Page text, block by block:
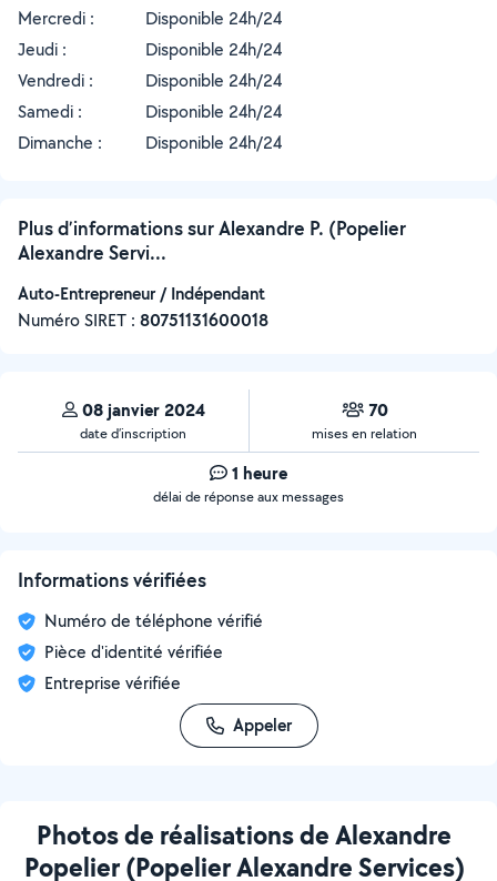
Mercredi :
Disponible 24h/24
Jeudi :
Disponible 24h/24
Vendredi :
Disponible 24h/24
Samedi :
Disponible 24h/24
Dimanche :
Disponible 24h/24
Plus d’informations sur Alexandre P. (Popelier
Alexandre Servi...
Auto-Entrepreneur / Indépendant
Numéro SIRET : ‍80751131600018
08 janvier 2024
date d’inscription
70
mises en relation
1 heure
délai de réponse aux messages
Informations vérifiées
Numéro de téléphone vérifié
Pièce d'identité vérifiée
Entreprise vérifiée
Appeler
Photos de réalisations de Alexandre
Popelier (Popelier Alexandre Services)